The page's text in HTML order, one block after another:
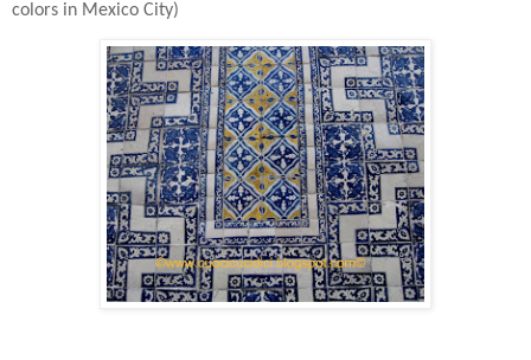
colors in Mexico City)